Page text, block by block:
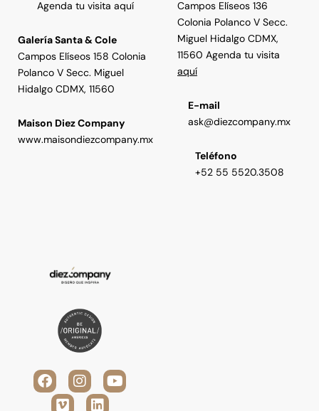
Agenda tu visita aquí
Galería Santa & Cole
Campos Elíseos 158 Colonia
Polanco V Secc. Miguel
Hidalgo CDMX, 11560
Maison Diez Company
www.maisondiezcompany.mx
Campos Elíseos 136
Colonia Polanco V Secc.
Miguel Hidalgo CDMX,
11560 Agenda tu visita
aquí
E-mail
ask@diezcompany.mx
Teléfono
+52 55 5520.3508
F
a
c
I
n
s
Y
o
V
i
m
L
i
n